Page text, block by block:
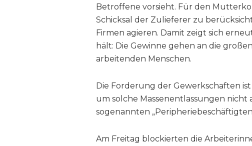
Betroffene vorsieht. Für den
Schicksal der Zulieferer zu
Firmen agieren. Damit zeigt sich
hält: Die Gewinne gehen an die
arbeitenden Menschen.
Die Forderung der Gewerkschaften
um solche Massenentlassungen
sogenannten
Am Freitag blockierten die